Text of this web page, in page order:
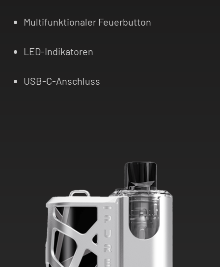
Multifunktionaler Feuerbutton
LED-Indikatoren
USB-C-Anschluss